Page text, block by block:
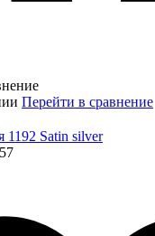
Перейти в сравнение
1192 Satin silver